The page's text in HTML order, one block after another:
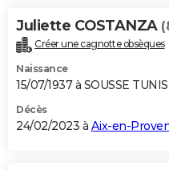
Juliette COSTANZA
Créer une cagnotte obsèques
Naissance
15/07/1937 à SOUSSE
Décès
24/02/2023 à Aix-en-